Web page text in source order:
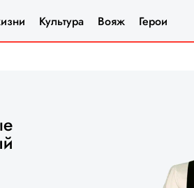
Культура Вояж Герои